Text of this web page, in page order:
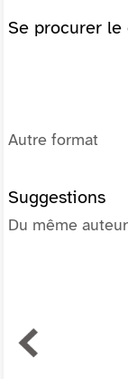
Se procurer le
Autre format
Suggestions
Du même auteur